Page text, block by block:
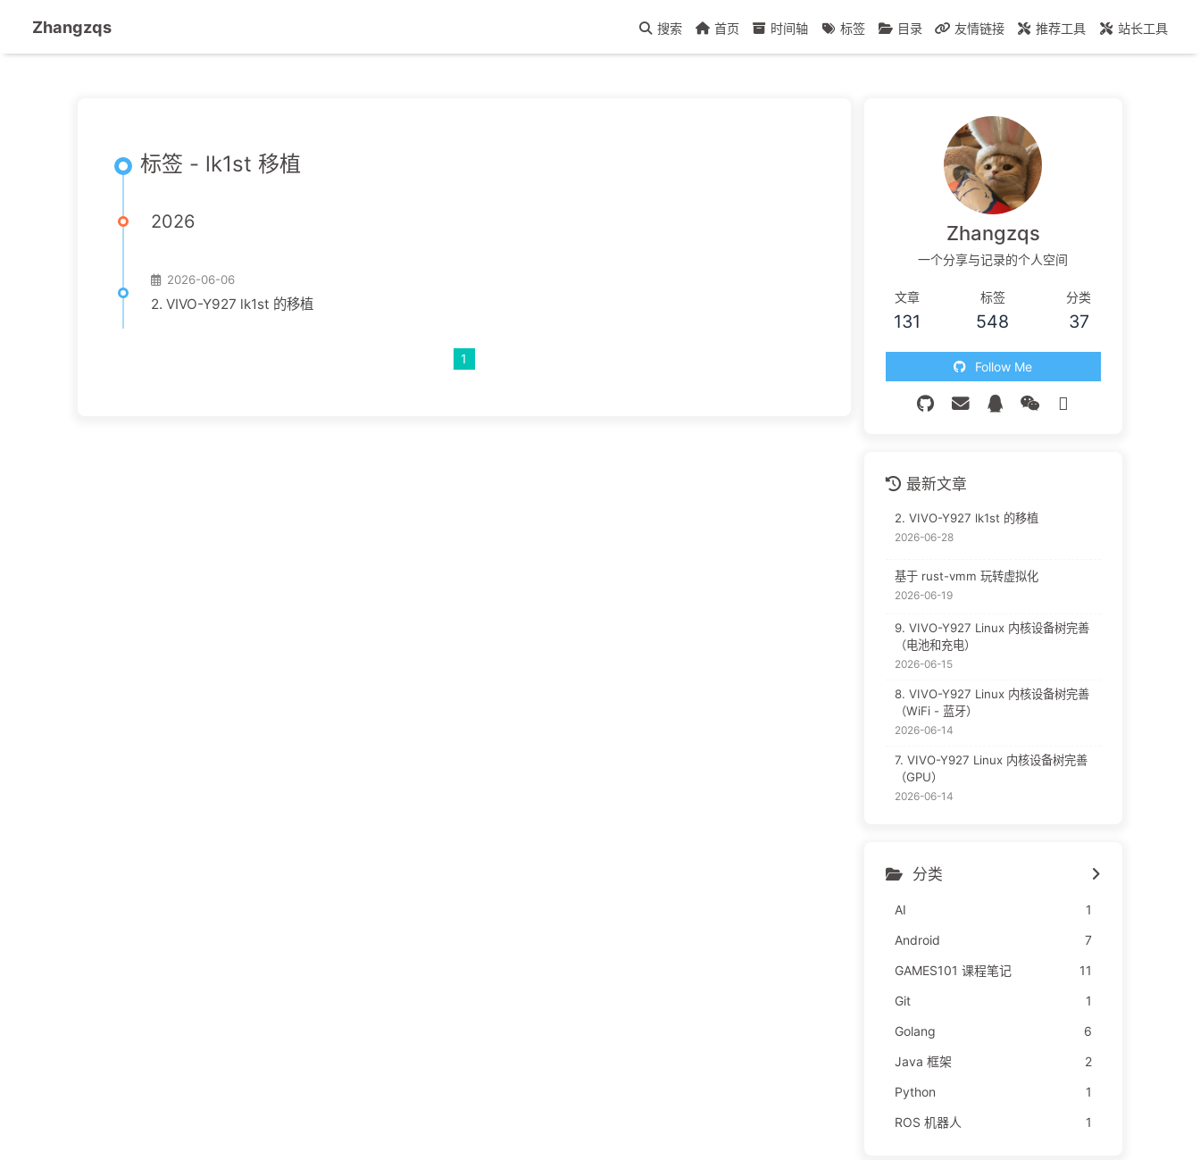
Zhangzqs 搜索 首页 时间轴 标签 目录 友情链接 推荐工具 站长工具
标签 - lk1st 移植
2026
2026-06-06
2. VIVO-Y927 lk1st 的移植
1
Zhangzqs
一个分享与记录的个人空间
文章
131
标签
548
分类
37
Follow Me
最新文章
2. VIVO-Y927 lk1st 的移植
2026-06-28
基于 rust-vmm 玩转虚拟化
2026-06-19
9. VIVO-Y927 Linux 内核设备树完善
（电池和充电）
2026-06-15
8. VIVO-Y927 Linux 内核设备树完善
（WiFi - 蓝牙）
2026-06-14
7. VIVO-Y927 Linux 内核设备树完善
（GPU）
2026-06-14
分类
AI
1
Android
7
GAMES101 课程笔记
11
Git
1
Golang
6
Java 框架
2
Python
1
ROS 机器人
1